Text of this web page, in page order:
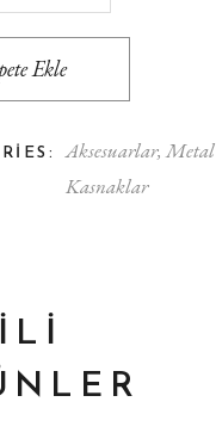
Ekle
Aksesuarlar,Metal
Kasnaklar